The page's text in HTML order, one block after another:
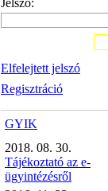
Jelszó:
Elfelejtett jelszó
Regisztráció
GYIK
2018. 08. 30.
Tájékoztató az e-
ügyintézésről